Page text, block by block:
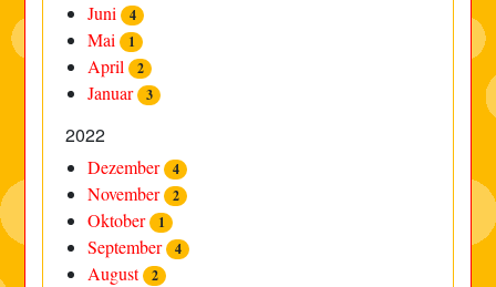
Juni 4
Mai 1
April 2
Januar 3
2022
Dezember 4
November 2
Oktober 1
September 4
August 2